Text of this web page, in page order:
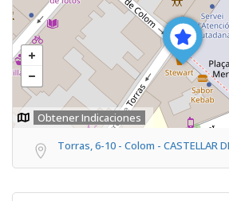
Obtener Indicaciones
Torras, 6-10 - Colom - CASTELLAR